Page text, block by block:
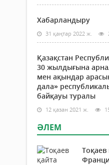
Хабарландыру
31 қаңтар 2022 ж.
Қазақстан
30 жылдығына
мен ақындар
дала»
байқауы туралы
12 қазан 2021 ж.
ӘЛЕМ
Тоқаев